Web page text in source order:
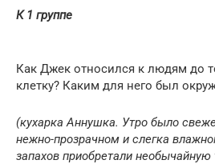
К 1 группе
Как Джек относился к людям до
клетку? Каким для него был
(кухарка Аннушка. Утро было
нежно-прозрачном и слегка
запахов приобретали необычайную